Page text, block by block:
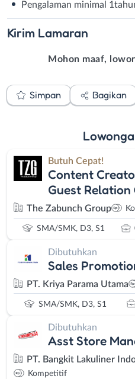
Pengalaman minimal
Kirim Lamaran
Mohon maaf,
Simpan Bagikan
Butuh Cepat!
Content
Guest Relation
The Zabunch Group
SMA/SMK, D3, S1
Dibutuhkan
Sales
PT. Kriya Parama Utama
SMA/SMK, D3, S1
Dibutuhkan
Asst Store
PT. Bangkit Lakuliner
Kompetitif